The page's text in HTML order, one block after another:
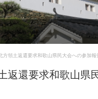
方領土返還要求和歌山県民大会への参加報
返還要求和歌山県